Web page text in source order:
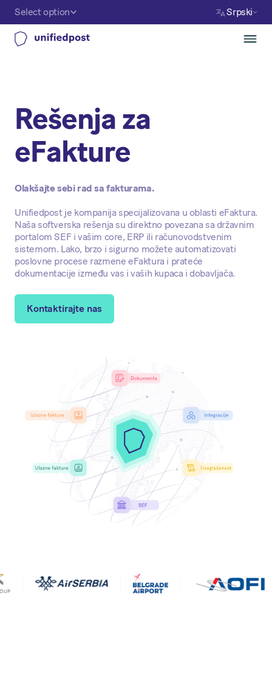
Select option Srpski
Rešenja za
eFakture
Olakšajte sebi rad sa fakturama.
Unifiedpost je kompanija specijalizovana u oblasti eFaktura.
Naša softverska rešenja su direktno povezana sa državnim
portalom SEF i vašim core, ERP ili računovodstvenim
sistemom. Lako, brzo i sigurno možete automatizovati
poslovne procese razmene eFaktura i prateće
dokumentacije između vas i vaših kupaca i dobavljača.
Kontaktirajte nas